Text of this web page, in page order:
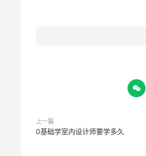

上一篇
0基础学室内设计师要学多久